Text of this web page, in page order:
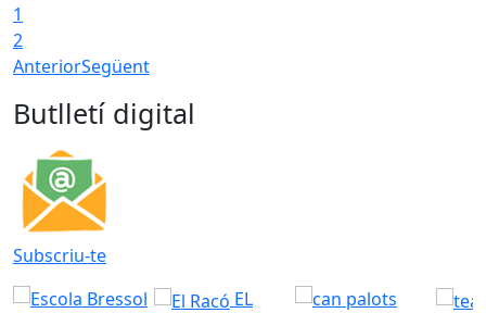
1
2
AnteriorSegüent
Butlletí digital
Subscriu-te
EL